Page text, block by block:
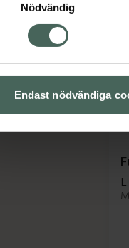
Nödvändig
Endast nödvändiga